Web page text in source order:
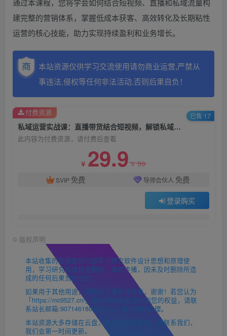
通过本课程，您将学会如何结合短视频、直播和私域流量构
建完整的营销体系，掌握低成本获客、高效转化及长期粘性
运营的核心技能，助力实现持续盈利和业务增长。
本站资源仅供学习交流使用请勿商业运营,严禁从
事违法,侵权等任何非法活动,否则后果自负！
私域运营实战课：直播带货结合短视频，解锁私域流量转化高效路径
此内容为付费资源，请付费后查看
￥ 29.9￥99
SVIP 免费 导师合伙人 免费
登录购买
付费资源 已售 17
© 版权声明
本站收集的资源仅供内部学习研究软件设计思想和原理使
用，学习研究后请自觉删除，请勿传播，因未及时删除所造
成的任何后果责任自负。
如果用于其他用途，请购买正版支持作者，谢谢！若您认为
「https://mc9527.cn/」发布的内容若侵犯到您的权益，请联
系站长邮箱:907146180@qq.com 进行删除处理。
本站资源大多存储在云盘，如发现链接失效，请联系我们，
我们会第一时间更新。